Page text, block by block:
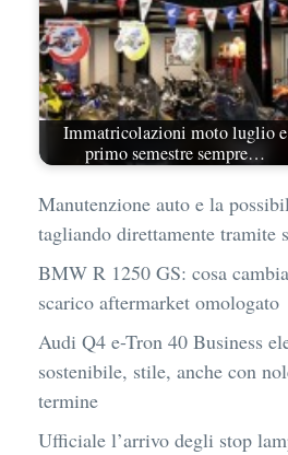
Immatricolazioni moto luglio e
primo semestre sempre…
Manutenzione auto e la
tagliando direttamente tramite
BMW R 1250 GS: cosa
scarico aftermarket omologato
Audi Q4 e-Tron 40 Business
sostenibile, stile, anche con
termine
Ufficiale l’arrivo degli stop